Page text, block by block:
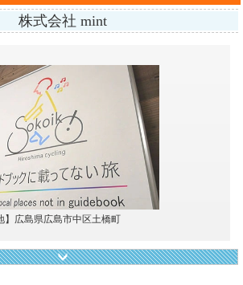
株式会社 mint
】広島県広島市中区土橋町